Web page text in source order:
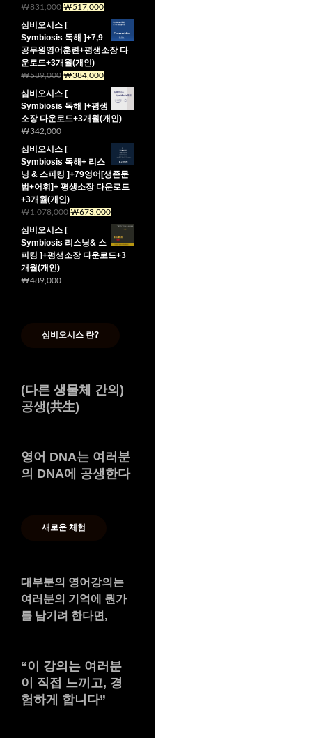
₩831,000 원
가
격:
₩831,000.
₩517,000현
격:
₩517,000.
심비오시스 [
Symbiosis 독해 ]+7,9
공무원영어훈련+평생소장 다
운로드+3개월(개인)
₩589,000 원
가
격:
₩589,000.
₩384,000현
격:
₩384,000.
심비오시스 [
Symbiosis 독해 ]+평생
소장 다운로드+3개월(개인)
₩342,000
심비오시스 [
Symbiosis 독해+ 리스
닝 & 스피킹 ]+79영어[생존문
법+어휘]+ 평생소장 다운로드
+3개월(개인)
₩1,078,000 원
격:
₩1,078,000.
₩673,000현
재
가
격:
₩673,000.
심비오시스 [
Symbiosis 리스닝& 스
피킹 ]+평생소장 다운로드+3
개월(개인)
₩489,000
심비오시스 란?
(다른 생물체 간의)
공생(共生)
영어 DNA는 여러분
의 DNA에 공생한다
새로운 체험
대부분의 영어강의는
여러분의 기억에 뭔가
를 남기려 한다면,
“이 강의는 여러분
이 직접 느끼고, 경
험하게 합니다”